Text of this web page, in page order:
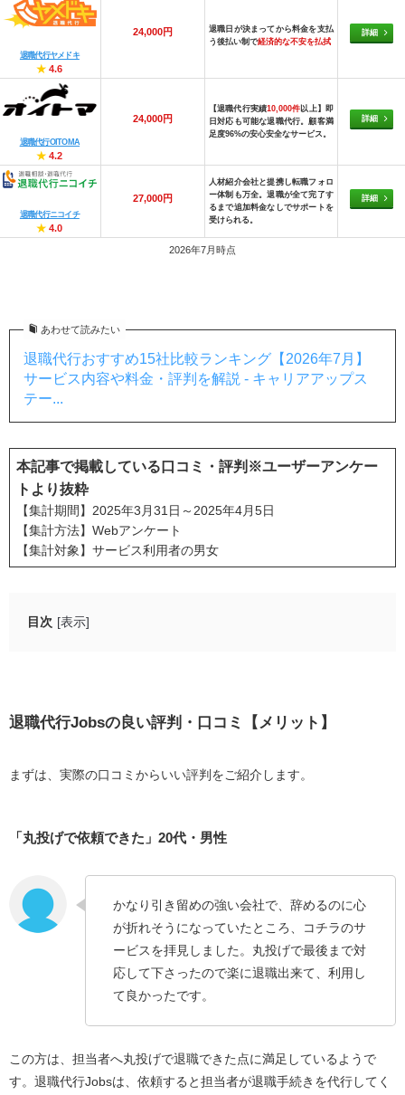
退職代行ヤメドキ
★ 4.6
24,000円
退職日が決まってから料金を支払
う後払い制で経済的な不安を払拭
詳細
退職代行OITOMA
★ 4.2
24,000円
【退職代行実績10,000件以上】即
日対応も可能な退職代行。顧客満
足度96%の安心安全なサービス。
詳細
退職代行ニコイチ
★ 4.0
27,000円
人材紹介会社と提携し転職フォロ
ー体制も万全。退職が全て完了す
るまで追加料金なしでサポートを
受けられる。
詳細
2026年7月時点
あわせて読みたい
退職代行おすすめ15社比較ランキング【2026年7月】
サービス内容や料金・評判を解説 - キャリアアップス
テー...
本記事で掲載している口コミ・評判※ユーザーアンケー
トより抜粋
【集計期間】2025年3月31日～2025年4月5日
【集計方法】Webアンケート
【集計対象】サービス利用者の男女
目次 [表示]
「上司とやり取りせずに退職できた」30代・女性
「依頼した翌日には退職できた」30代・男性
退職代行Jobsの悪い評判・口コミ【デメリット】
「思っていたよりも退職までに時間がかかった」40
退職代行Jobsのサービス情報や特徴
24時間365日いつでも即日退職が可能
うことができる
退職前後のフォローが充実している
退職代行Jobsの良い評判・口コミ【メリット】
まずは、実際の口コミからいい評判をご紹介します。
「丸投げで依頼できた」20代・男性
かなり引き留めの強い会社で、辞めるのに心
が折れそうになっていたところ、コチラのサ
ービスを拝見しました。丸投げで最後まで対
応して下さったので楽に退職出来て、利用し
て良かったです。
この方は、担当者へ丸投げで退職できた点に満足しているようで
す。退職代行Jobsは、依頼すると担当者が退職手続きを代行してく